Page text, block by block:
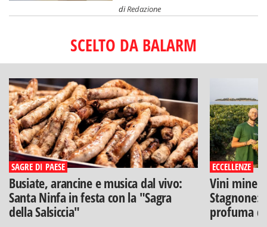
diRedazione
SCELTO DA BALARM
SAGRE DI PAESE
Busiate, arancine e musica dal vivo:
Santa Ninfa in festa con la "Sagra
della Salsiccia"
ECCELLENZE
Vini
Stagnone:
profuma